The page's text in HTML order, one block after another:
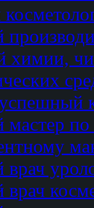
химии,
по